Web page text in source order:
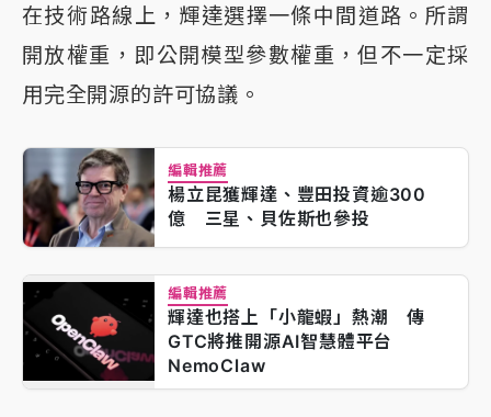
在技​​術路線上，輝達選擇一條中間道路。所謂
開放權重，即公開模型參數權重，但不一定採
用完全開源的許可協議。
編輯推薦
楊立昆獲輝達、豐田投資逾300
億 三星、貝佐斯也參投
編輯推薦
輝達也搭上「小龍蝦」熱潮 傳
GTC將推開源AI智慧體平台
NemoClaw